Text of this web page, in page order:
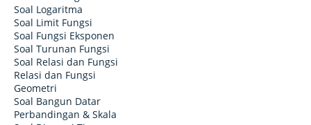
Soal Logaritma
Soal Limit Fungsi
Soal Fungsi Eksponen
Soal Turunan Fungsi
Soal Relasi dan Fungsi
Relasi dan Fungsi
Geometri
Soal Bangun Datar
Perbandingan & Skala